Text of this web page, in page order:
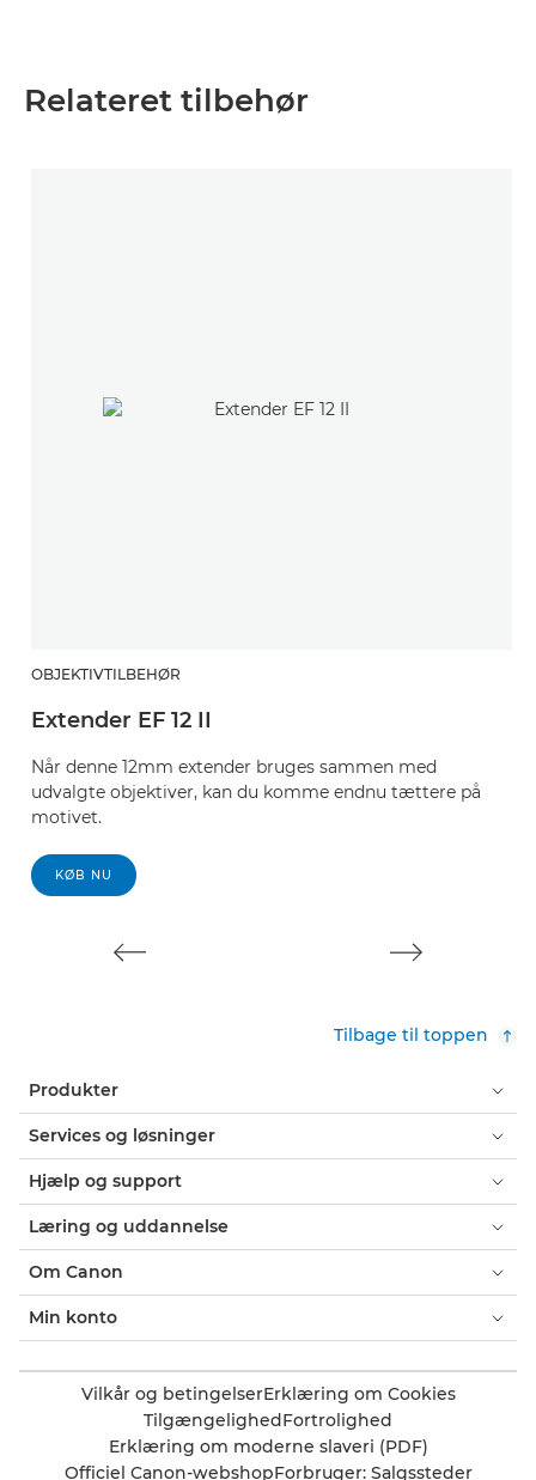
Relateret tilbehør
OBJEKTIVTILBEHØR
Extender EF 12 II
Når denne 12mm extender bruges sammen med
udvalgte objektiver, kan du komme endnu tættere på
motivet.
KØB NU
Tilbage til toppen
Produkter
Services og løsninger
Hjælp og support
Læring og uddannelse
Om Canon
Min konto
Vilkår og betingelserErklæring om Cookies
TilgængelighedFortrolighed
Erklæring om moderne slaveri (PDF)
Officiel Canon-webshopForbruger: Salgssteder